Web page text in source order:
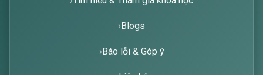
Trang chủ
Tìm hiểu & Tham gia khóa học
Blogs